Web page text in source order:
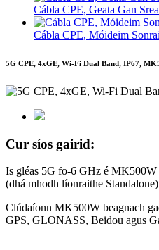
Cábla CPE, Geata Gan
Cábla CPE, Móideim
5G CPE, 4xGE, Wi-Fi Dual Band, IP67,
Cur síos gairid:
Is gléas 5G fo-6 GHz é MK500W
(dhá mhodh líonraithe
Clúdaíonn MK500W beagnach
GPS, GLONASS, Beidou agus